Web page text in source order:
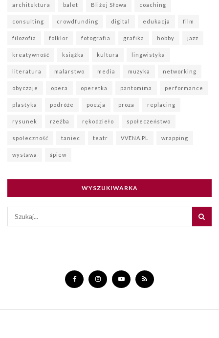
architektura balet Bliżej Słowa coaching
consulting crowdfunding digital edukacja film
filozofia folklor fotografia grafika hobby jazz
kreatywność książka kultura lingwistyka
literatura malarstwo media muzyka networking
obyczaje opera operetka pantomima performance
plastyka podróże poezja proza replacing
rysunek rzeźba rękodzieło społeczeństwo
społeczność taniec teatr VVENA.PL wrapping
wystawa śpiew
WYSZUKIWARKA